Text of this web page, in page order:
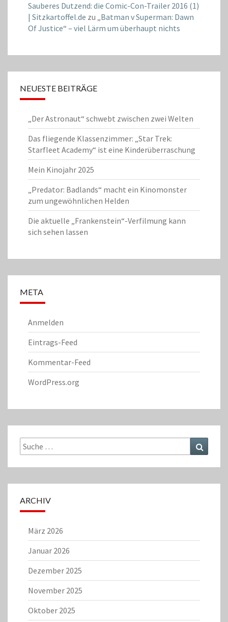
Sauberes Dutzend: die Comic-Con-Trailer 2016 (1)
| Sitzkartoffel.de zu „Batman v Superman: Dawn
Of Justice“ – viel Lärm um überhaupt nichts
NEUESTE BEITRÄGE
„Der Astronaut“ schwebt zwischen zwei Welten
Das fliegende Klassenzimmer: „Star Trek:
Starfleet Academy“ ist eine Kinderüberraschung
Mein Kinojahr 2025
„Predator: Badlands“ macht ein Kinomonster
zum ungewöhnlichen Helden
Die aktuelle „Frankenstein“-Verfilmung kann
sich sehen lassen
META
Anmelden
Eintrags-Feed
Kommentar-Feed
WordPress.org
Suche
nach:
ARCHIV
März 2026
Januar 2026
Dezember 2025
November 2025
Oktober 2025